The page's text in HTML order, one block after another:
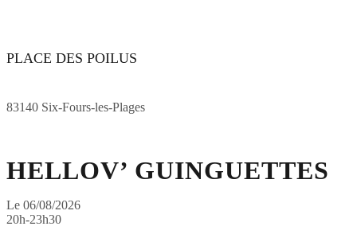
PLACE DES POILUS
83140 Six-Fours-les-Plages
HELLOV’ GUINGUETTES
Le 06/08/2026
20h-23h30